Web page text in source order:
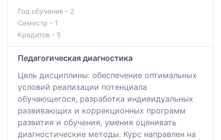
Год обучения - 2
Семестр - 1
Кредитов - 5
Педагогическая диагностика
Цель дисциплины: обеспечение оптимальных
условий реализации потенциала
обучающегося, разработка индивидуальных
развивающих и коррекционных программ
развития и обучения, умения оценивать
диагностические методы. Курс направлен на